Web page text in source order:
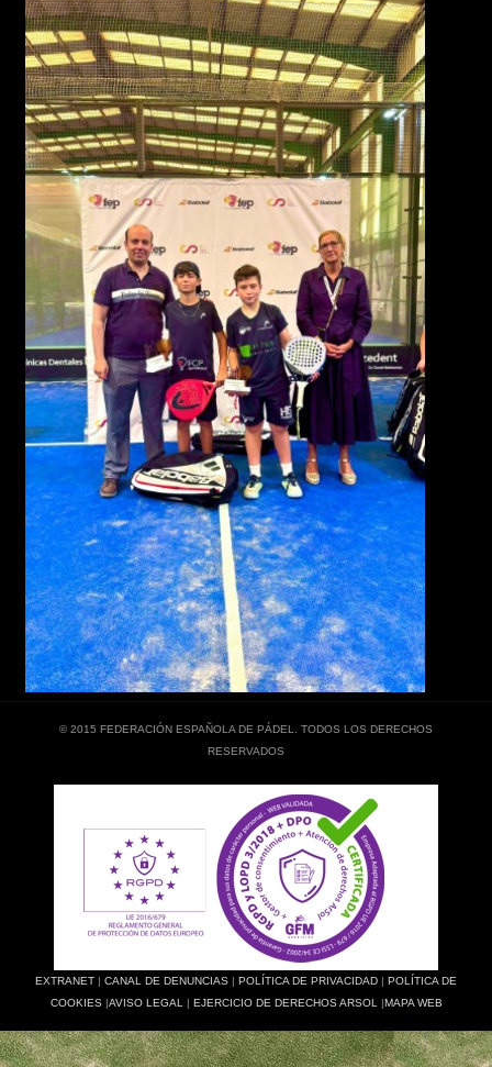
© 2015 FEDERACIÓN ESPAÑOLA DE PÁDEL. TODOS LOS DERECHOS
RESERVADOS
EXTRANET | CANAL DE DENUNCIAS | POLÍTICA DE PRIVACIDAD | POLÍTICA DE
COOKIES|AVISO LEGAL | EJERCICIO DE DERECHOS ARSOL |MAPA WEB